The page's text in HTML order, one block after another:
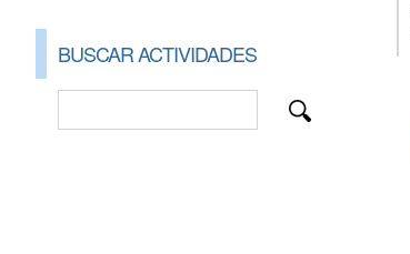
BUSCAR ACTIVIDADES